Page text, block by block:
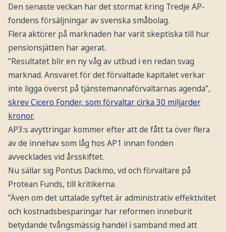
Den senaste veckan har det stormat kring Tredje AP-
fondens försäljningar av svenska småbolag.
Flera aktörer på marknaden har varit skeptiska till hur
pensionsjätten har agerat.
”Resultatet blir en ny våg av utbud i en redan svag
marknad. Ansvaret för det förvaltade kapitalet verkar
inte ligga överst på tjänstemannaförvaltarnas agenda”,
skrev Cicero Fonder, som förvaltar cirka 30 miljarder
kronor.
AP3:s avyttringar kommer efter att de fått ta över flera
av de innehav som låg hos AP1 innan fonden
avvecklades vid årsskiftet.
Nu sällar sig Pontus Dackmo, vd och förvaltare på
Protean Funds, till kritikerna.
”Även om det uttalade syftet är administrativ effektivitet
och kostnadsbesparingar har reformen inneburit
betydande tvångsmässig handel i samband med att